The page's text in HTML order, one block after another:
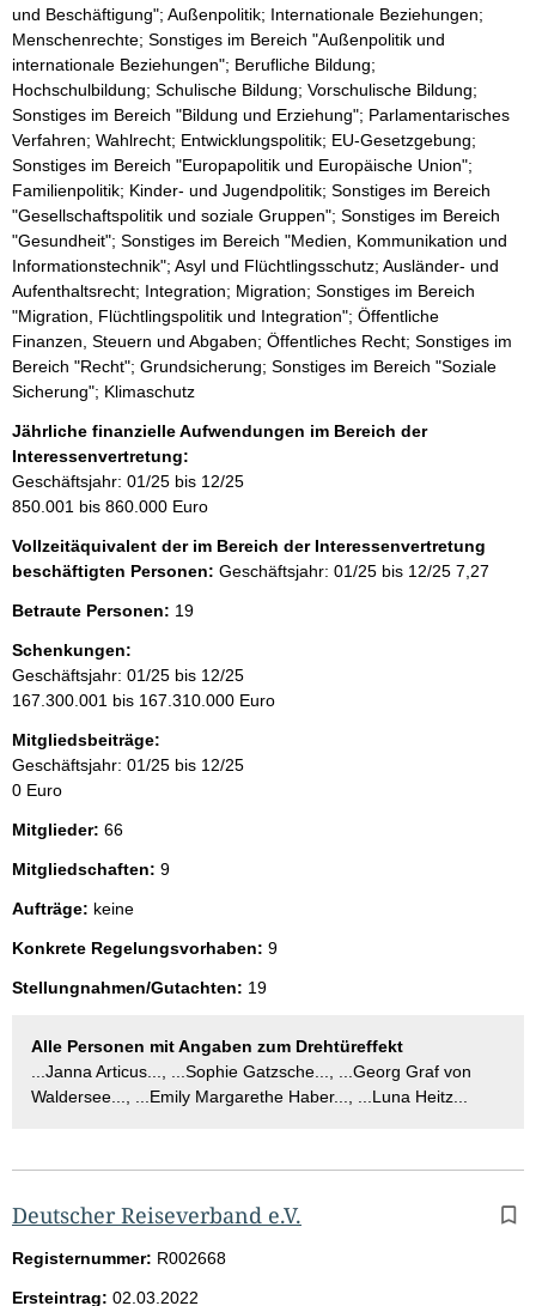
und Beschäftigung"; Außenpolitik; Internationale Beziehungen;
Menschenrechte; Sonstiges im Bereich "Außenpolitik und
internationale Beziehungen"; Berufliche Bildung;
Hochschulbildung; Schulische Bildung; Vorschulische Bildung;
Sonstiges im Bereich "Bildung und Erziehung"; Parlamentarisches
Verfahren; Wahlrecht; Entwicklungspolitik; EU-Gesetzgebung;
Sonstiges im Bereich "Europapolitik und Europäische Union";
Familienpolitik; Kinder- und Jugendpolitik; Sonstiges im Bereich
"Gesellschaftspolitik und soziale Gruppen"; Sonstiges im Bereich
"Gesundheit"; Sonstiges im Bereich "Medien, Kommunikation und
Informationstechnik"; Asyl und Flüchtlingsschutz; Ausländer- und
Aufenthaltsrecht; Integration; Migration; Sonstiges im Bereich
"Migration, Flüchtlingspolitik und Integration"; Öffentliche
Finanzen, Steuern und Abgaben; Öffentliches Recht; Sonstiges im
Bereich "Recht"; Grundsicherung; Sonstiges im Bereich "Soziale
Sicherung"; Klimaschutz
Jährliche finanzielle Aufwendungen im Bereich der
Interessenvertretung:
Geschäftsjahr: 01/25 bis 12/25
850.001 bis 860.000 Euro
Vollzeitäquivalent der im Bereich der Interessenvertretung
beschäftigten Personen: Geschäftsjahr: 01/25 bis 12/25 7,27
Betraute Personen: 19
Schenkungen:
Geschäftsjahr: 01/25 bis 12/25
167.300.001 bis 167.310.000 Euro
Mitgliedsbeiträge:
Geschäftsjahr: 01/25 bis 12/25
0 Euro
Mitglieder: 66
Mitgliedschaften: 9
Aufträge: keine
Konkrete Regelungsvorhaben: 9
Stellungnahmen/Gutachten: 19
Alle Personen mit Angaben zum Drehtüreffekt
...Janna Articus..., ...Sophie Gatzsche..., ...Georg Graf von
Waldersee..., ...Emily Margarethe Haber..., ...Luna Heitz...
Deutscher Reiseverband e.V.
Registernummer: R002668
Ersteintrag: 02.03.2022